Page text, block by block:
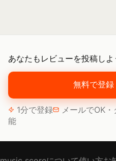
あなたもレビューを投稿しよ
無料で登録
1分で登録 メールでOK
能